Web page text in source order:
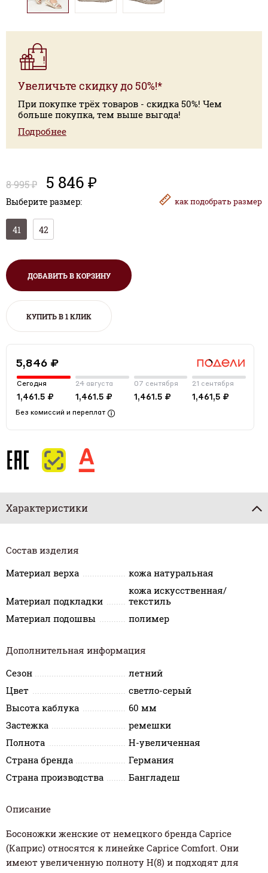
Увеличьте скидку до 50%!*
При покупке трёх товаров - скидка 50%! Чем
больше покупка, тем выше выгода!
Подробнее
8 995 ₽ 5 846 ₽
Выберите размер: какподобрать размер
41 42
ДОБАВИТЬ В КОРЗИНУ
КУПИТЬ В 1 КЛИК
5,846 ₽
Сегодня
1,461.5 ₽
24 августа
1,461.5 ₽
07 сентября
1,461.5 ₽
21 сентября
1,461,5 ₽
Без комиссий и переплат
Характеристики
Состав изделия
Материал верха
кожа натуральная
Материал подкладки
кожа искусственная/
текстиль
Материал подошвы
полимер
Дополнительная информация
Сезон
летний
Цвет
светло-серый
Высота каблука
60 мм
Застежка
ремешки
Полнота
H-увеличенная
Страна бренда
Германия
Страна производства
Бангладеш
Описание
Босоножки женские от немецкого бренда Caprice
(Каприс) относятся к линейке Caprice Comfort. Они
имеют увеличенную полноту Н(8) и подходят для